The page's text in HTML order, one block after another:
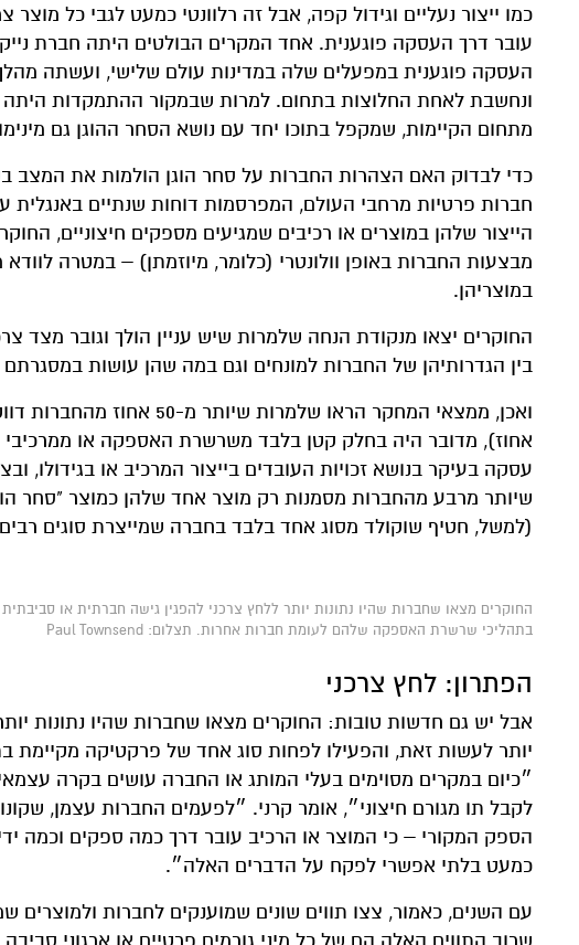
כמו ייצור נעליים וגידול קפה, אבל זה רלוונטי כמעט לגבי כל
עובר דרך העסקה פוגענית. אחד המקרים הבולטים היתה חברת
העסקה פוגענית במפעלים שלה במדינות עולם שלישי, ועשתה
ונחשבת לאחת החלוצות בתחום. למרות שבמקור ההתמקדות
מתחום הקיימות, שמקפל בתוכו יחד עם נושא הסחר ההוגן גם
חברות פרטיות מרחבי העולם, המפרסמות דוחות שנתיים באנגלית
הייצור שלהן במוצרים או רכיבים שמגיעים מספקים חיצוניים,
מבצעות החברות באופן וולונטרי (כלומר, מיוזמתן) – במטרה
במוצריהן.
החוקרים יצאו מנקודת הנחה שלמרות שיש עניין הולך וגובר מצד
בין הגדרותיהן של החברות למונחים וגם במה שהן עושות
אחוז), מדובר היה בחלק קטן בלבד משרשרת האספקה או
עסקה בעיקר בנושא זכויות העובדים בייצור המרכיב או בגידולו,
שיותר מרבע מהחברות מסמנות רק מוצר אחד שלהן כמוצר "סחר
(למשל, חטיף שוקולד מסוג אחד בלבד בחברה שמייצרת סוגים
החוקרים מצאו שחברות שהיו נתונות יותר ללחץ צרכני להפגין גישה חברתית או
בתהליכי שרשרת האספקה שלהם לעומת חברות אחרות. תצלום: Paul Townsend
הפתרון: לחץ צרכני
אבל יש גם חדשות טובות: החוקרים מצאו שחברות שהיו נתונות
יותר לעשות זאת, והפעילו לפחות סוג אחד של פרקטיקה
״כיום במקרים מסוימים בעלי המותג או החברה עושים בקרה
לקבל תו מגורם חיצוני״, אומר קרני. ״לפעמים החברות עצמן,
הספק המקורי – כי המוצר או הרכיב עובר דרך כמה ספקים וכמה
כמעט בלתי אפשרי לפקח על הדברים האלה״.
עם השנים, כאמור, צצו תווים שונים שמוענקים לחברות ולמוצרים